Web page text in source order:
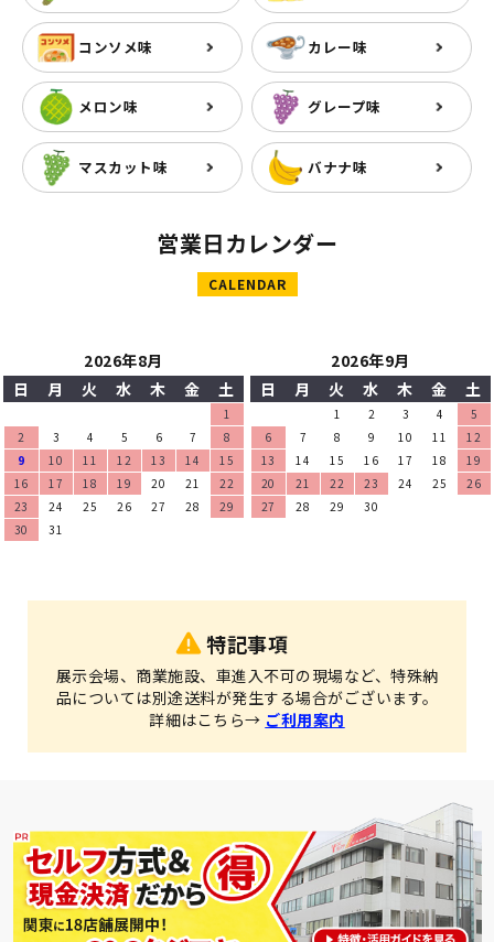
コンソメ味 カレー味
メロン味 グレープ味
マスカット味 バナナ味
営業日カレンダー
CALENDAR
2026年8月
日
月 火 水 木 金 土
1
2
3 4 5 6 7
8
9
10 11 12 13 14
15
16
17 18 19 20 21
22
23
24 25 26 27 28
29
30
31
2026年9月
日
月 火 水 木 金 土
1 2 3 4
5
6
7 8 9 10 11
12
13
14 15 16 17 18
19
20
21 22 23 24 25
26
27
28 29 30
特記事項
展示会場、商業施設、車進入不可の現場など、特殊納
品については別途送料が発生する場合がございます。
詳細はこちら→ ご利用案内